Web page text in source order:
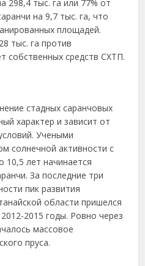
298,4 тыс. га или 77% от
на 9,7 тыс. га, что
площадей.
тыс. га против
собственных средств СХТП.
стадных саранчовых
характер и зависит от
Учеными
солнечной активности с
10,5 лет начинается
За последние три
пик развития
области пришелся
2015 годы. Ровно через
массовое
пруса.